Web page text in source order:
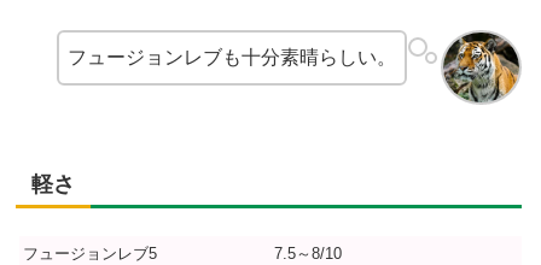
フュージョンレブも十分素晴らしい。
軽さ
フュージョンレブ5
7.5～8/10